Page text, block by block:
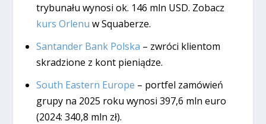
trybunału wynosi ok. 146 mln USD. Zobacz
kurs Orlenu w Squaberze.
Santander Bank Polska – zwróci klientom
skradzione z kont pieniądze.
South Eastern Europe – portfel zamówień
grupy na 2025 roku wynosi 397,6 mln euro
(2024: 340,8 mln zł).